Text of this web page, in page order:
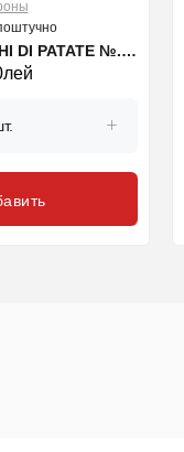
DI PATATE №.8-
г.